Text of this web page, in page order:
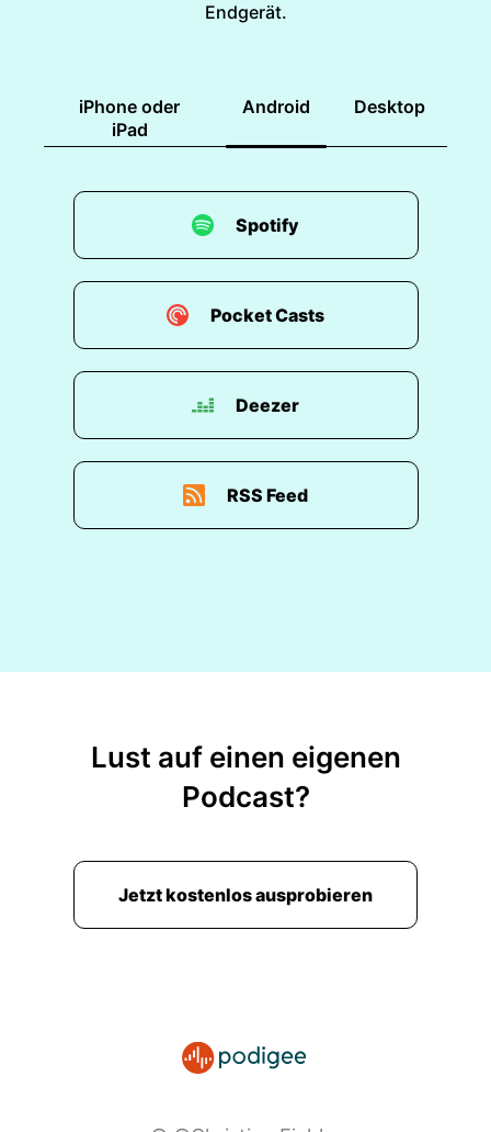
Endgerät.
iPhone oder
iPad
Android Desktop
Spotify
Pocket Casts
Deezer
RSS Feed
Lust auf einen eigenen
Podcast?
Jetzt kostenlos ausprobieren